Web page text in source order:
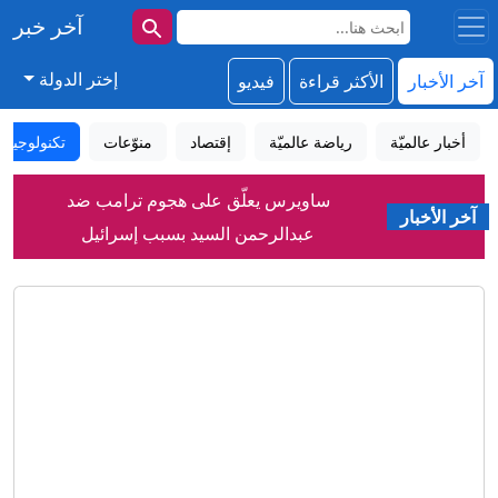
آخر خبر
آخر الأخبار الأكثر قراءة فيديو إختر الدولة
أخبار عالميّة رياضة عالميّة إقتصاد منوّعات تكنولوجيا
آخر الأخبار
ساويرس يعلّق على هجوم ترامب ضد
عبدالرحمن السيد بسبب إسرائيل
طالب يطلق النار داخل مدرسة في تايلاند..